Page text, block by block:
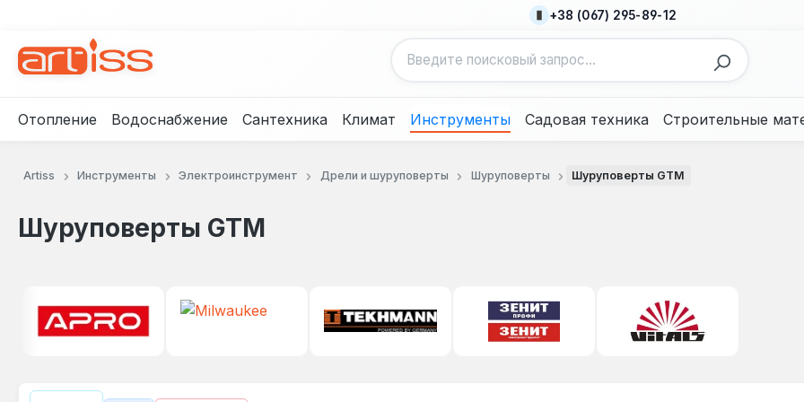
+38 (067) 295-89-12
Отопление Водоснабжение Сантехника Климат Инструменты Садовая техника Строительные
Artiss Инструменты Электроинструмент Дрели и шуруповерты Шуруповерты Шуруповерты GTM
Шуруповерты GTM